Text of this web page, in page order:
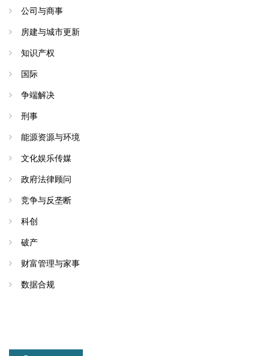
公司与商事
房建与城市更新
知识产权
国际
争端解决
刑事
能源资源与环境
文化娱乐传媒
政府法律顾问
竞争与反垄断
科创
破产
财富管理与家事
数据合规